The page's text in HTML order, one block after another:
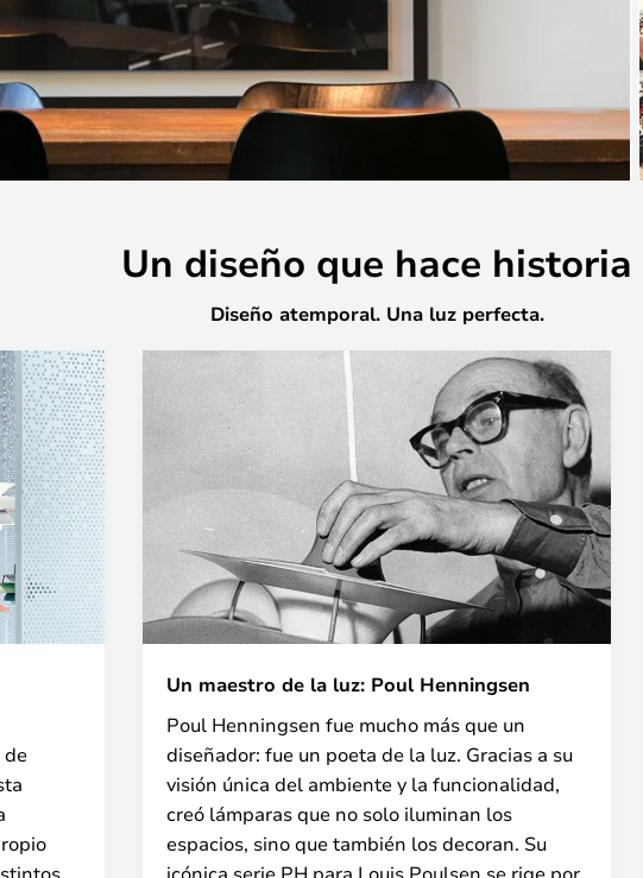
Un diseño que hace historia
Diseño atemporal. Una luz perfecta.
de
Un maestro de la luz: Poul Henningsen
Poul Henningsen fue mucho más que un
diseñador: fue un poeta de la luz. Gracias a su
visión única del ambiente y la funcionalidad,
creó lámparas que no solo iluminan los
espacios, sino que también los decoran. Su
icónica serie PH para Louis Poulsen se rige por